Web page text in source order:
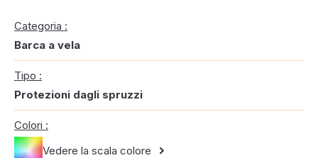
Categoria :
Barca a vela
Tipo :
Protezioni dagli spruzzi
Colori :
Vedere la scala colore